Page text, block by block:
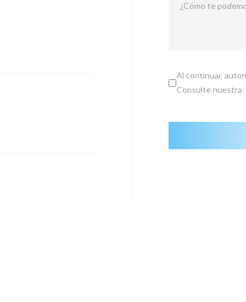
¿Cómo te
Al continuar,
Consulte nuestra: